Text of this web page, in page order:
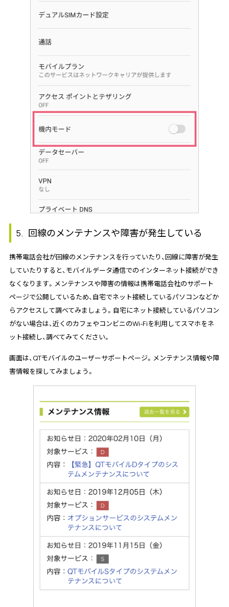
5. 回線のメンテナンスや障害が発生している
携帯電話会社が回線のメンテナンスを行っていたり、回線に障害が発生
していたりすると、モバイルデータ通信でのインターネット接続ができ
なくなります。メンテナンスや障害の情報は携帯電話会社のサポート
ページで公開しているため、自宅でネット接続しているパソコンなどか
らアクセスして調べてみましょう。自宅にネット接続しているパソコン
がない場合は、近くのカフェやコンビニのWi-Fiを利用してスマホをネ
ット接続し、調べてみてください。
画面は、QTモバイルのユーザーサポートページ。メンテナンス情報や障
害情報を探してみましょう。